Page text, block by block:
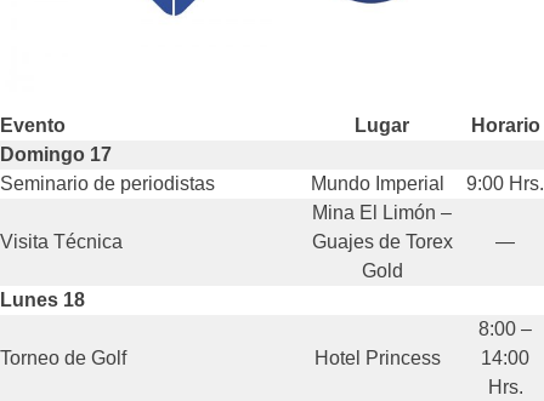
Evento Lugar
Horario
Domingo 17
Seminario de periodistas
Mundo Imperial 9:00 Hrs.
Visita Técnica
Mina El Limón –
Guajes de Torex
Gold
—
Lunes 18
Torneo de Golf Hotel Princess
8:00 –
14:00
Hrs.